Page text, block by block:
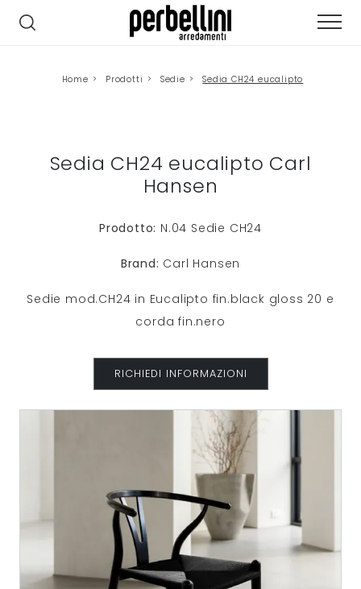
Home > Prodotti > Sedie > Sedia CH24 eucalipto
Sedia CH24 eucalipto Carl
Hansen
Prodotto: N.04 Sedie CH24
Brand: Carl Hansen
Sedie mod.CH24 in Eucalipto fin.black gloss 20 e
corda fin.nero
RICHIEDI INFORMAZIONI